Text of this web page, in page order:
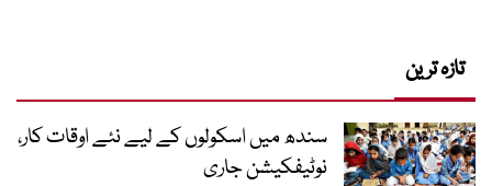
تازہ ترین
سندھ میں اسکولوں کے لیے نئے اوقات کار،
نوٹیفکیشن جاری